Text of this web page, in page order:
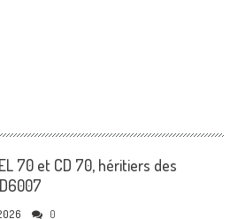
70 et CD 70, héritiers des
0